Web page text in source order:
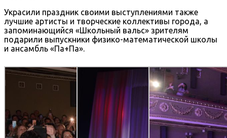
Украсили праздник своими выступлениями также
лучшие артисты и творческие коллективы города, а
запоминающийся «Школьный вальс» зрителям
подарили выпускники физико-математической школы
и ансамбль «Па+Па».